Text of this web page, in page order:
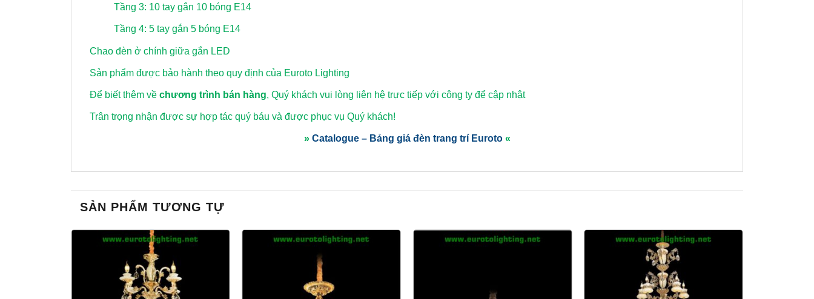
Tầng 3: 10 tay gắn 10 bóng E14
Tầng 4: 5 tay gắn 5 bóng E14
Chao đèn ở chính giữa gắn LED
Sản phẩm được bảo hành theo quy định của Euroto Lighting
Để biết thêm về chương trình bán hàng, Quý khách vui lòng liên hệ trực tiếp với công ty để cập nhật
Trân trọng nhận được sự hợp tác quý báu và được phục vụ Quý khách!
» Catalogue – Bảng giá đèn trang trí Euroto «
SẢN PHẨM TƯƠNG TỰ